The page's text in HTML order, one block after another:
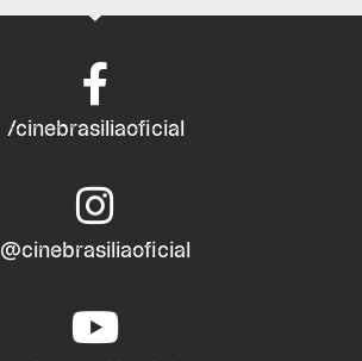
/cinebrasiliaoficial
@cinebrasiliaoficial